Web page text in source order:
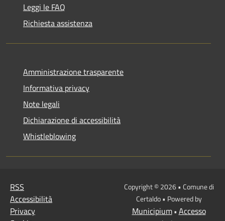
Leggi le FAQ
Richiesta assistenza
Amministrazione trasparente
Informativa privacy
Note legali
Dichiarazione di accessibilità
Whistleblowing
RSS
Accessibilità
Privacy
Copyright © 2026 • Comune di
Certaldo • Powered by
Municipium• Accesso